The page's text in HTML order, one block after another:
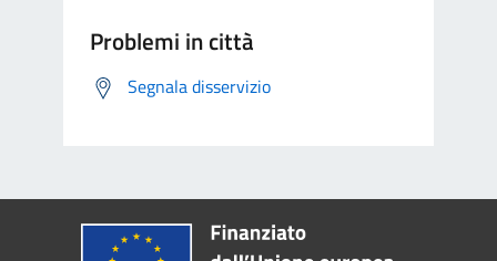
Problemi in città
Segnala disservizio